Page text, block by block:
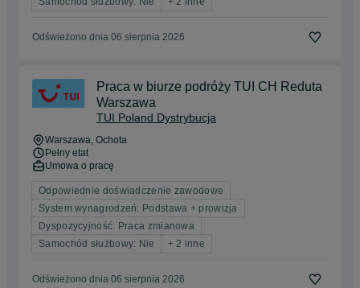
Odświeżono dnia 06 sierpnia 2026
Praca w biurze podróży TUI CH Reduta
Warszawa
TUI Poland Dystrybucja
Warszawa , Ochota
Pełny etat
Umowa o pracę
Odpowiednie doświadczenie zawodowe
System wynagrodzeń: Podstawa + prowizja
Dyspozycyjność: Praca zmianowa
Samochód służbowy: Nie
+ 2 inne
Odświeżono dnia 06 sierpnia 2026